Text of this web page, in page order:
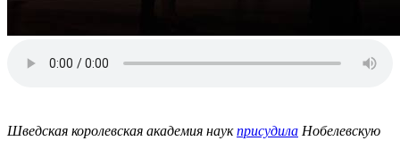
Шведская королевская академия наукприсудила Нобелевскую